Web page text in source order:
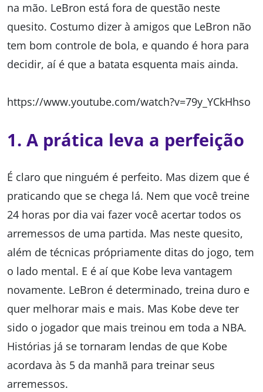
na mão. LeBron está fora de questão neste
quesito. Costumo dizer à amigos que LeBron não
tem bom controle de bola, e quando é hora para
decidir, aí é que a batata esquenta mais ainda.
https://www.youtube.com/watch?v=79y_YCkHhso
1. A prática leva a perfeição
É claro que ninguém é perfeito. Mas dizem que é
praticando que se chega lá. Nem que você treine
24 horas por dia vai fazer você acertar todos os
arremessos de uma partida. Mas neste quesito,
além de técnicas própriamente ditas do jogo, tem
o lado mental. E é aí que Kobe leva vantagem
novamente. LeBron é determinado, treina duro e
quer melhorar mais e mais. Mas Kobe deve ter
sido o jogador que mais treinou em toda a NBA.
Histórias já se tornaram lendas de que Kobe
acordava às 5 da manhã para treinar seus
arremessos.